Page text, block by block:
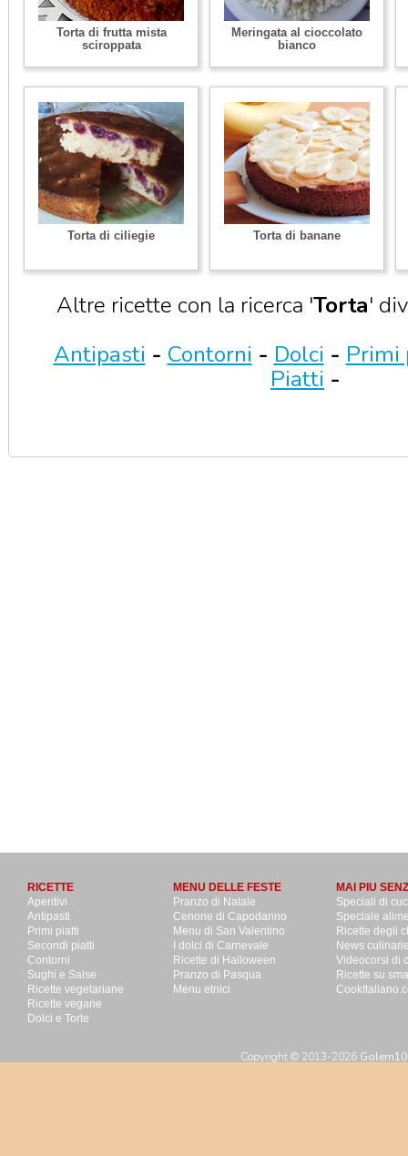
Torta di frutta mista
sciroppata
Meringata al cioccolato
bianco
Torta di ciliegie Torta di banane
Altre ricette con la ricerca 'Torta'
Antipasti - Contorni - Dolci - Primi
Piatti -
RICETTE
Aperitivi
Antipasti
Primi piatti
Secondi piatti
Contorni
Sughi e Salse
Ricette vegetariane
Ricette vegane
Dolci e Torte
MENU DELLE FESTE
Pranzo di Natale
Cenone di Capodanno
Menu di San Valentino
I dolci di Carnevale
Ricette di Halloween
Pranzo di Pasqua
Menu etnici
MAI PIU
Speciali di
Speciale
Ricette degli
News
Videocorsi di
Ricette su
Copyright © 2013-2026